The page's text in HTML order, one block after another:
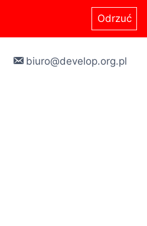
Odrzuć
biuro@develop.org.pl